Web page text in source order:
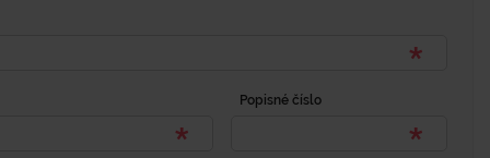
Popisné číslo